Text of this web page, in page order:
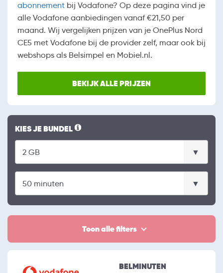
abonnement bij Vodafone? Op deze pagina vind je
alle Vodafone aanbiedingen vanaf €21,50 per
maand. Wij vergelijken prijzen van je OnePlus Nord
CE5 met Vodafone bij de provider zelf, maar ook bij
webshops als Belsimpel en Mobiel.nl.
BEKIJK ALLE PRIJZEN
KIES JE BUNDEL
Toon alle filters
BELMINUTEN